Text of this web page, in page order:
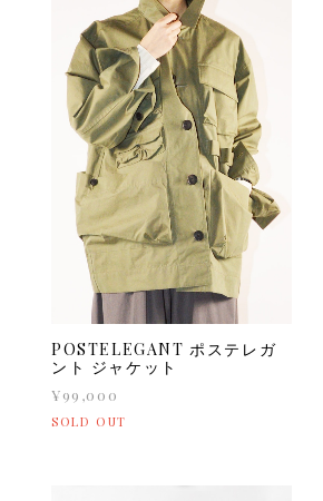
POSTELEGANT ポステレガ
ント ジャケット
¥99,000
SOLD OUT